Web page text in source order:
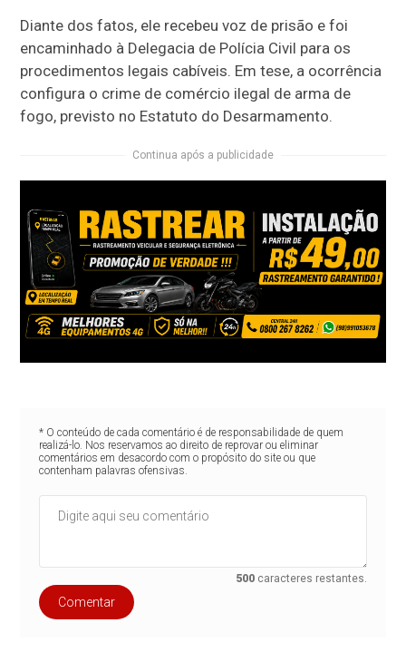
Diante dos fatos, ele recebeu voz de prisão e foi
encaminhado à Delegacia de Polícia Civil para os
procedimentos legais cabíveis. Em tese, a ocorrência
configura o crime de comércio ilegal de arma de
fogo, previsto no Estatuto do Desarmamento.
Continua após a publicidade
* O conteúdo de cada comentário é de responsabilidade de quem
realizá-lo. Nos reservamos ao direito de reprovar ou eliminar
comentários em desacordo com o propósito do site ou que
contenham palavras ofensivas.
500 caracteres restantes.
Comentar